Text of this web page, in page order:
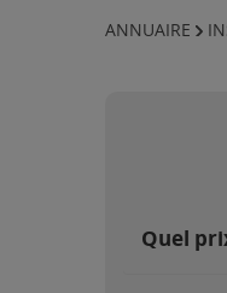
ANNUAIRE
Quel